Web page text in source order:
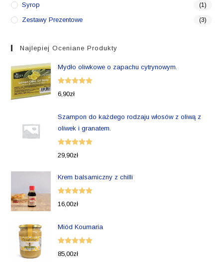
Syrop (1)
Zestawy Prezentowe (3)
Najlepiej Oceniane Produkty
Mydło oliwkowe o zapachu cytrynowym.
Oceniono
6,90zł
Szampon do każdego rodzaju włosów z oliwą z
oliwek i granatem.
Oceniono
29,90zł
Krem balsamiczny z chilli
Oceniono
16,00zł
Miód Koumaria
Oceniono
85,00zł